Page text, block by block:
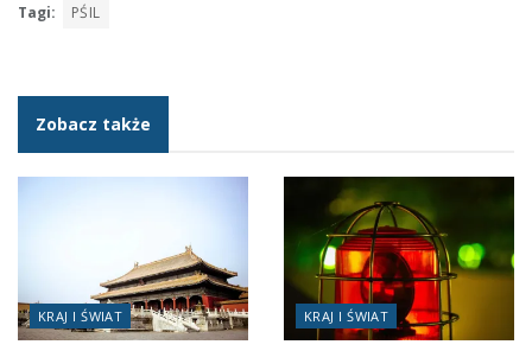
Tagi: PŚIL
Zobacz także
KRAJ I ŚWIAT KRAJ I ŚWIAT